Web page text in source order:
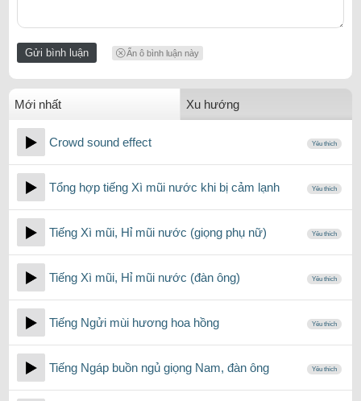
Ẩn ô bình luận này
Mới nhất Xu hướng
Crowd sound effect Yêu thích
Tổng hợp tiếng Xì mũi nước khi bị cảm lạnh Yêu thích
Tiếng Xì mũi, Hỉ mũi nước (giọng phụ nữ) Yêu thích
Tiếng Xì mũi, Hỉ mũi nước (đàn ông) Yêu thích
Tiếng Ngửi mùi hương hoa hồng Yêu thích
Tiếng Ngáp buồn ngủ giọng Nam, đàn ông Yêu thích